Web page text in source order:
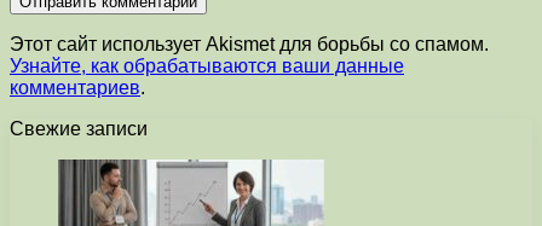
Этот сайт использует Akismet для борьбы со спамом.
Узнайте, как обрабатываются ваши данные
комментариев.
Свежие записи